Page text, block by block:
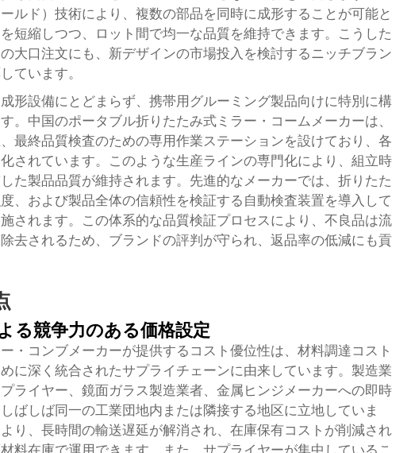
ルド）技術により、複数の部品を同時に成形することが可能と
短縮しつつ、ロット間で均一な品質を維持できます。こうした
大口注文にも、新デザインの市場投入を検討するニッチブラン
ています。
形設備にとどまらず、携帯用グルーミング製品向けに特別に構
。中国のポータブル折りたたみ式ミラー・コームメーカーは、
最終品質検査のための専用作業ステーションを設けており、各
されています。このような生産ラインの専門化により、組立時
た製品品質が維持されます。先進的なメーカーでは、折りたた
、および製品全体の信頼性を検証する自動検査装置を導入して
されます。この体系的な品質検証プロセスにより、不良品は流
去されるため、ブランドの評判が守られ、返品率の低減にも貢
る競争力のある価格設定
・コンブメーカーが提供するコスト優位性は、材料調達コスト
に深く統合されたサプライチェーンに由来しています。製造業
ライヤー、鏡面ガラス製造業者、金属ヒンジメーカーへの即時
ばしば同一の工業団地内または隣接する地区に立地していま
り、長時間の輸送遅延が解消され、在庫保有コストが削減され
料在庫で運用できます。また、サプライヤーが集中しているこ